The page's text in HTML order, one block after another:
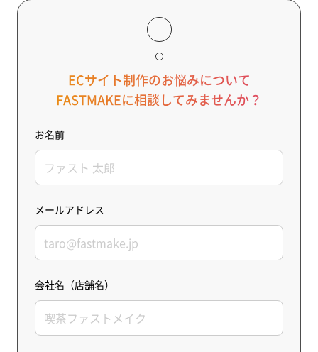
ECサイト制作のお悩みについて
FASTMAKEに相談してみませんか？
お名前
メールアドレス
会社名（店舗名）